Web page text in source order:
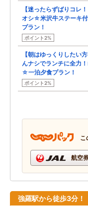
【迷ったらずばりコレ
オシ☆米沢牛ステーキ
プラン！
ポイント2%
【朝はゆっくりしたい
んナシでランチに全力
☆一泊夕食プラン！
ポイント2%
こ
航空
強羅駅から徒歩3分